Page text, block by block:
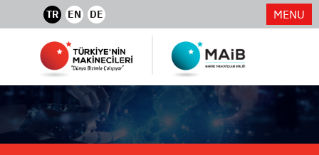
TR EN DE MENU